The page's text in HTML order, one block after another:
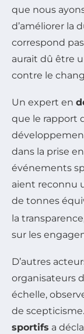
que nous
d’améliorer la
correspond
aurait dû être
contre le
Un expert en
que le rapport
dans la prise
événements
aient reconnu
de tonnes
la
sur les
D’autres
organisateurs
échelle,
de
sportifs a